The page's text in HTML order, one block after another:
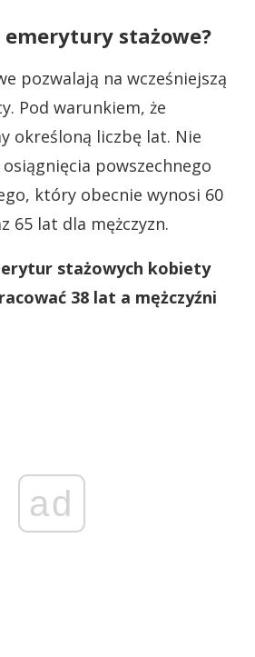
emerytury stażowe?
pozwalają na wcześniejszą
Pod warunkiem, że
określoną liczbę lat. Nie
powszechnego
który obecnie wynosi 60
65 lat dla mężczyzn.
stażowych kobiety
38 lat a mężczyźni
ad